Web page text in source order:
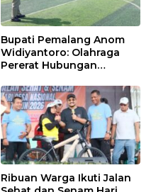
Bupati Pemalang Anom
Widiyantoro: Olahraga
Pererat Hubungan
Ribuan Warga Ikuti Jalan